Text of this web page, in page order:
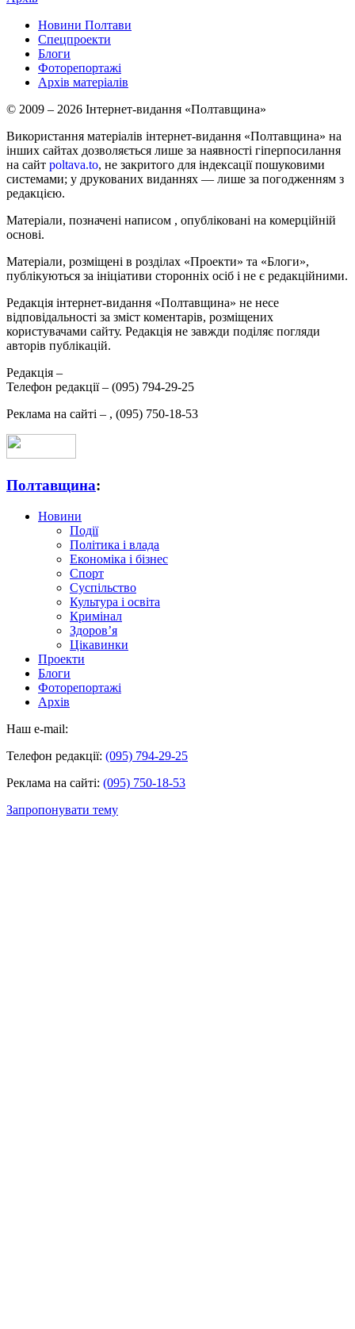
Новини Полтави
Спецпроекти
Блоги
Фоторепортажі
Архів матеріалів
© 2009 – 2026 Інтернет-видання «Полтавщина»
Використання матеріалів інтернет-видання «Полтавщина» на
інших сайтах дозволяється лише за наявності гіперпосилання
на сайт poltava.to, не закритого для індексації пошуковими
системами; у друкованих виданнях — лише за погодженням з
редакцією.
Матеріали, позначені написом , опубліковані на комерційній
основі.
Матеріали, розміщені в розділах «Проекти» та «Блоги»,
публікуються за ініціативи сторонніх осіб і не є редакційними.
Редакція інтернет-видання «Полтавщина» не несе
відповідальності за зміст коментарів, розміщених
користувачами сайту. Редакція не завжди поділяє погляди
авторів публікацій.
Редакція –
Телефон редакції – (095) 794-29-25
Реклама на сайті – , (095) 750-18-53
Полтавщина:
Новини
Події
Політика і влада
Економіка і бізнес
Спорт
Суспільство
Культура і освіта
Кримінал
Здоров’я
Цікавинки
Проекти
Блоги
Фоторепортажі
Архів
Наш e-mail:
Телефон редакції: (095) 794-29-25
Реклама на сайті: (095) 750-18-53
Запропонувати тему